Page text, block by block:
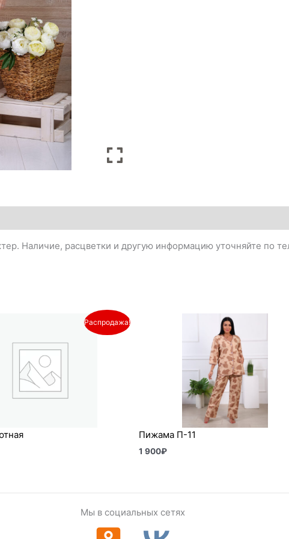
Наличие, расцветки и другую информацию уточняйте по
Распродажа!
Пижама П-11
1 900₽
Мы в социальных сетях